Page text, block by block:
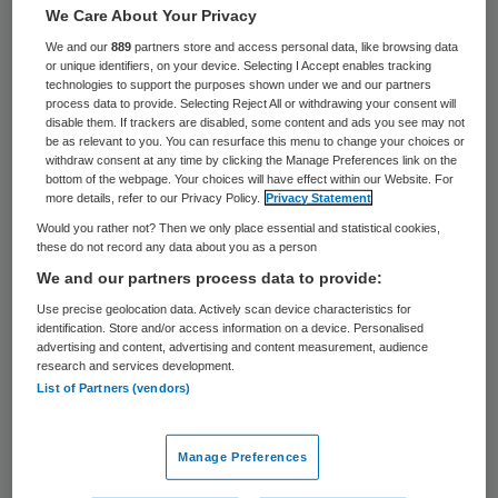
Het kabinet weigert in de milieuwetgeving
voor genetische modificatie een
onderscheid te maken voor medische
producten. Voor veel patiënten komt
behandeling hierdoor te laat, stelt René
Medema, wetenschappelijk directeur van
het oncologisch centrum Antoni van
Leeuwenhoek in een interview met Trouw.
Nieuwe middelen tegen leukemie
bijvoorbeeld moeten daardoor dezelfde
veranderde gewassen. “Die medische
producten hébben helemaal geen
We Care About Your Privacy
We and our889 partners store and access personal data, like browsing data
or unique identifiers, on your device. Selecting I Accept enables tracking
technologies to support the purposes shown under we and our partners
process data to provide. Selecting Reject All or withdrawing your consent will
disable them. If trackers are disabled, some content and ads you see may not
be as relevant to you. You can resurface this menu to change your choices or
withdraw consent at any time by clicking the Manage Preferences link on the
bottom of the webpage. Your choices will have effect within our Website. For
more details, refer to our Privacy Policy.
Privacy Statement
Would you rather not? Then we only place essential and statistical cookies,
these do not record any data about you as a person
We and our partners process data to provide:
Use precise geolocation data. Actively scan device characteristics for
identification. Store and/or access information on a device. Personalised
advertising and content, advertising and content measurement, audience
research and services development.
List of Partners (vendors)
Manage Preferences